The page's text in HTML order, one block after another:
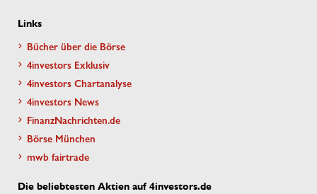
Links
Bücher über die Börse
4investors Exklusiv
4investors Chartanalyse
4investors News
FinanzNachrichten.de
Börse München
mwb fairtrade
Die beliebtesten Aktien auf 4investors.de